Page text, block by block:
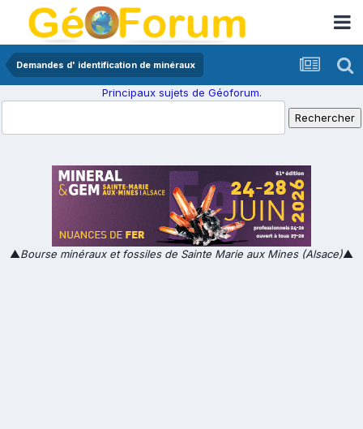
Demandes d' identification de minéraux
Principaux sujets de Géoforum.
▲Bourse minéraux et fossiles de Sainte Marie aux Mines (Alsace)▲